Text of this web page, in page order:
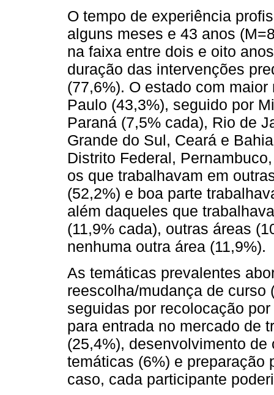
O tempo de experiência
alguns meses e 43 anos
na faixa entre dois e oito
duração das intervenções
(77,6%). O estado com
Paulo (43,3%), seguido por
Paraná (7,5% cada), Rio de
Grande do Sul, Ceará e
Distrito Federal,
os que trabalhavam em
(52,2%) e boa parte
além daqueles que
(11,9% cada), outras áreas
nenhuma outra área (11,9%).
As temáticas prevalentes
reescolha/mudança de curso
seguidas por recolocação
para entrada no mercado de
(25,4%), desenvolvimento
temáticas (6%) e preparação
caso, cada participante